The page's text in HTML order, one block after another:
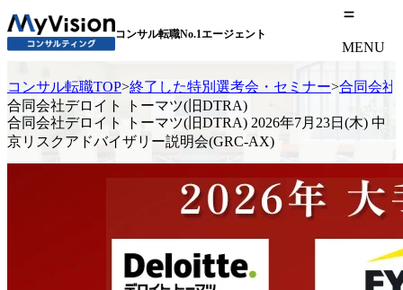
コンサル転職No.1エージェント
MENU
コンサル転職TOP>終了した特別選考会・セミナー>合同会社
合同会社デロイト トーマツ(旧DTRA)
合同会社デロイト トーマツ(旧DTRA) 2026年7月23日(木) 中
京リスクアドバイザリー説明会(GRC-AX)